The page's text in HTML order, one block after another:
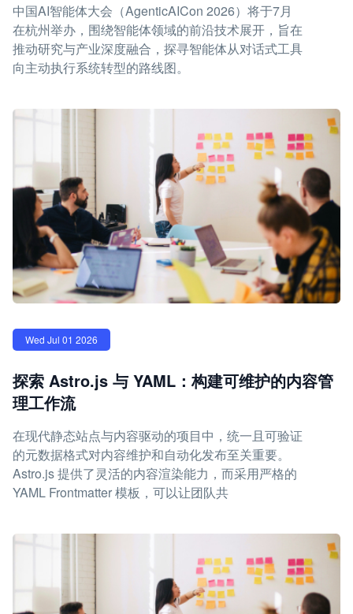
中国AI智能体大会（AgenticAICon 2026）将于7月
在杭州举办，围绕智能体领域的前沿技术展开，旨在
推动研究与产业深度融合，探寻智能体从对话式工具
向主动执行系统转型的路线图。
Wed Jul 01 2026
探索 Astro.js 与 YAML：构建可维护的内容管
理工作流
在现代静态站点与内容驱动的项目中，统一且可验证
的元数据格式对内容维护和自动化发布至关重要。
Astro.js 提供了灵活的内容渲染能力，而采用严格的
YAML Frontmatter 模板，可以让团队共